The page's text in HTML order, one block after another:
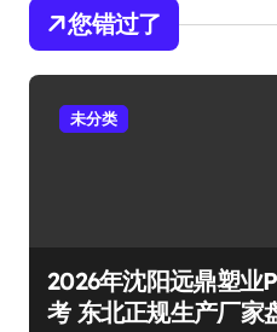
您错过了
未分类
2026年沈阳远鼎塑业
考 东北正规生产厂家